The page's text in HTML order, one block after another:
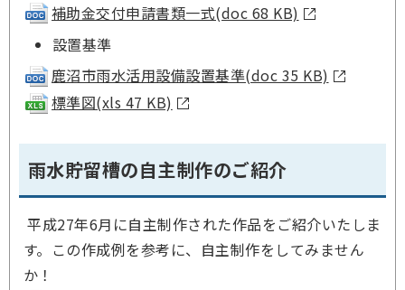
補助金交付申請書類一式(doc 68 KB)
設置基準
鹿沼市雨水活用設備設置基準(doc 35 KB)
標準図(xls 47 KB)
雨水貯留槽の自主制作のご紹介
平成27年6月に自主制作された作品をご紹介いたしま
す。この作成例を参考に、自主制作をしてみません
か！